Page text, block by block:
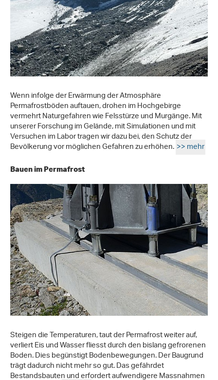
Wenn infolge der Erwärmung der Atmosphäre
Permafrostböden auftauen, drohen im Hochgebirge
vermehrt Naturgefahren wie Felsstürze und Murgänge. Mit
unserer Forschung im Gelände, mit Simulationen und mit
Versuchen im Labor tragen wir dazu bei, den Schutz der
Bevölkerung vor möglichen Gefahren zu erhöhen.>> mehr
Bauen im Permafrost
Steigen die Temperaturen, taut der Permafrost weiter auf,
verliert Eis und Wasser fliesst durch den bislang gefrorenen
Boden. Dies begünstigt Bodenbewegungen. Der Baugrund
trägt dadurch nicht mehr so gut. Das gefährdet
Bestandsbauten und erfordert aufwendigere Massnahmen